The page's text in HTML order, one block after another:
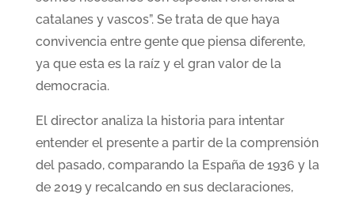
catalanes y vascos”. Se trata de que haya
convivencia entre gente que piensa diferente,
ya que esta es la raíz y el gran valor de la
democracia.
El director analiza la historia para intentar
entender el presente a partir de la comprensión
del pasado, comparando la España de 1936 y la
de 2019 y recalcando en sus declaraciones,